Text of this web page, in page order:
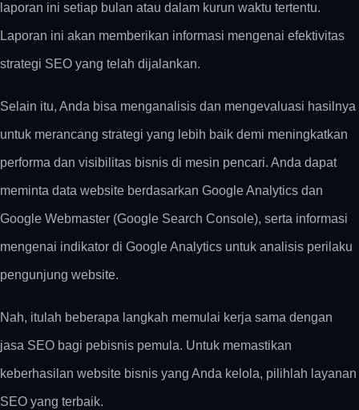
laporan ini setiap bulan atau dalam kurun waktu tertentu.
Laporan ini akan memberikan informasi mengenai efektivitas
strategi SEO yang telah dijalankan.
Selain itu, Anda bisa menganalisis dan mengevaluasi hasilnya
untuk merancang strategi yang lebih baik demi meningkatkan
performa dan visibilitas bisnis di mesin pencari. Anda dapat
meminta data website berdasarkan Google Analytics dan
Google Webmaster (Google Search Console), serta informasi
mengenai indikator di Google Analytics untuk analisis perilaku
pengunjung website.
Nah, itulah beberapa langkah memulai kerja sama dengan
jasa SEO bagi pebisnis pemula. Untuk memastikan
keberhasilan website bisnis yang Anda kelola, pilihlah layanan
SEO yang terbaik.